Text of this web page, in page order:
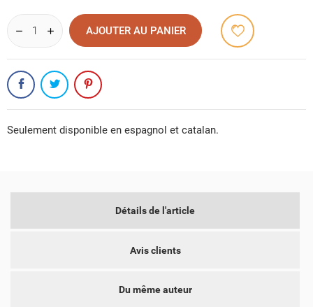
AJOUTER AU PANIER
Seulement disponible en espagnol et catalan.
Détails de l'article
Avis clients
Du même auteur
CRÉER UNE LISTE D'ENVIES
PRODUITS À VOTRE LISTE D'ENVIES.